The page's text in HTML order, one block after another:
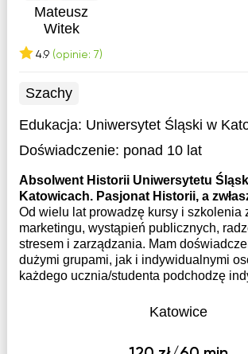
Mateusz
Witek
4.9 (opinie: 7)
Szachy
Edukacja: Uniwersytet Śląski w
Doświadczenie: ponad 10 lat
Absolwent Historii Uniwersytetu
Katowicach. Pasjonat Historii, a
Od wielu lat prowadzę kursy i szkolenia
marketingu, wystąpień publicznych,
stresem i zarządzania. Mam
dużymi grupami, jak i indywidualnymi
każdego ucznia/studenta podchodzę
Katowice